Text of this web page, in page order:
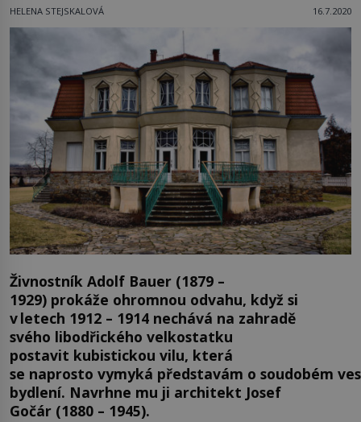
HELENA STEJSKALOVÁ 16.7.2020
Živnostník Adolf Bauer (1879 –
1929) prokáže ohromnou odvahu, když si
v letech 1912 – 1914 nechává na zahradě
svého libodřického velkostatku
postavit kubistickou vilu, která
se naprosto vymyká představám o soudobém
bydlení. Navrhne mu ji architekt Josef
Gočár (1880 – 1945).